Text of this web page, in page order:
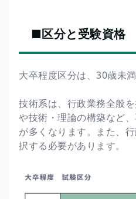
■区分と受験資格
大卒程度区分は、30歳未
技術系は、行政業務全般
や技術・理論の構築など
が多くなります。また、
択する必要があります。